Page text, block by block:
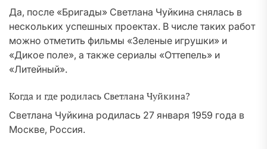
Да, после «Бригады» Светлана Чуйкина снялась в
нескольких успешных проектах. В числе таких работ
можно отметить фильмы «Зеленые игрушки» и
«Дикое поле», а также сериалы «Оттепель» и
«Литейный».
Когда и где родилась Светлана Чуйкина?
Светлана Чуйкина родилась 27 января 1959 года в
Москве, Россия.